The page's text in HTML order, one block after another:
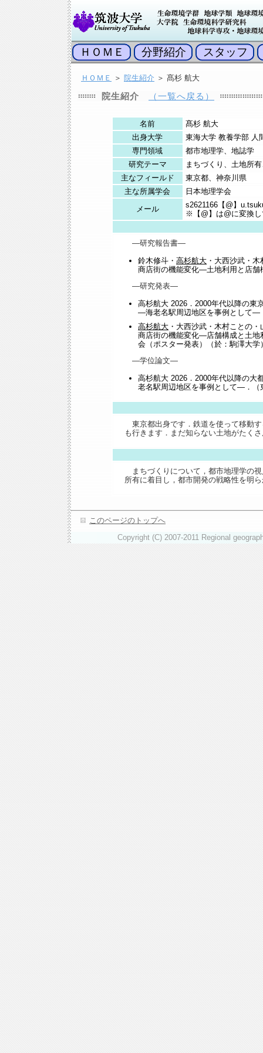
ＨＯＭＥ 分野紹介 スタッフ
ＨＯＭＥ ＞ 院生紹介 ＞ 髙杉 航大
院生紹介 （一覧へ戻る）
名前
髙杉 航大
出身大学
東海大学 教養学部 人
専門領域
都市地理学、地誌学
研究テーマ
まちづくり、土地所
主なフィールド
東京都、神奈川県
主な所属学会
日本地理学会
メール
s2621166【@】
※【@】は@に変換
―研究報告書―
鈴木修斗・高杉航大 ・大西沙武・
商店街の機能変化―土地利用と店
―研究発表―
高杉航大 2026．2000年代以降の東
―海老名駅周辺地区を事例として―
高杉航大 ・大西沙武・木村ことの
商店街の機能変化―店舗構成と土
会（ポスター発表）（於：駒澤大学
―学位論文―
高杉航大 2026．2000年代以降の
老名駅周辺地区を事例として―．（
東京都出身です．鉄道を使って移動
も行きます．まだ知らない土地がたく
まちづくりについて，都市地理学の
所有に着目し，都市開発の戦略性を明
このページのトップへ
Copyright (C) 2007-2011 Regional